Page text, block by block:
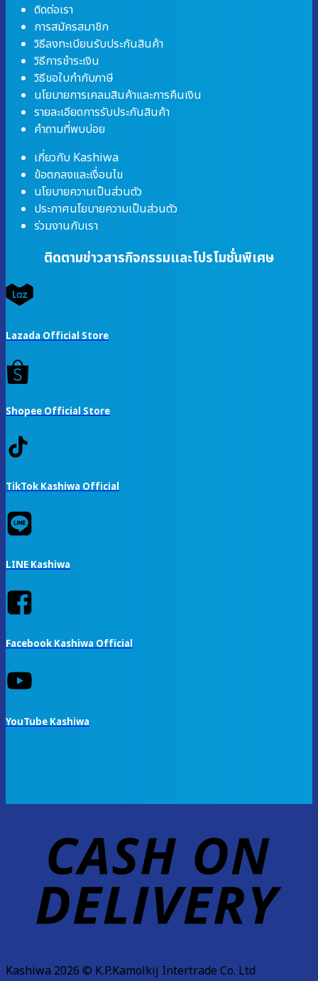
ติดต่อเรา
การสมัครสมาชิก
วิธีลงทะเบียนรับประกันสินค้า
วิธีการชำระเงิน
วิธีขอใบกำกับภาษี
นโยบายการเคลมสินค้าและการคืนเงิน
รายละเอียดการรับประกันสินค้า
คำถามที่พบบ่อย
เกี่ยวกับ Kashiwa
ข้อตกลงและเงื่อนไข
นโยบายความเป็นส่วนตัว
ประกาศนโยบายความเป็นส่วนตัว
ร่วมงานกับเรา
ติดตามข่าวสารกิจกรรมและโปรโมชั่นพิเศษ
Lazada Official Store
Shopee Official Store
TikTok Kashiwa Official
LINE Kashiwa
Facebook Kashiwa Official
YouTube Kashiwa
Kashiwa 2026 © K.P.Kamolkij Intertrade Co. Ltd